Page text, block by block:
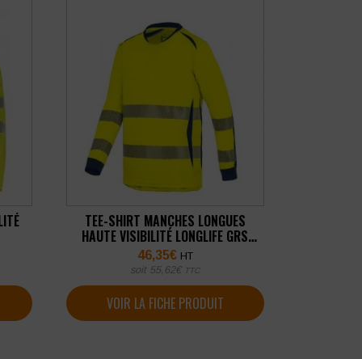
TEE-SHIRT MANCHES LONGUES
HAUTE VISIBILITÉ LONGLIFE GRS
MARTYN
46,35€ HT
soit 55,62€ TTC
VOIR LA FICHE PRODUIT